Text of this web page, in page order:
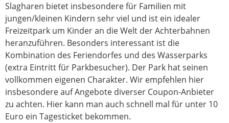
Slagharen bietet insbesondere für Familien mit
jungen/kleinen Kindern sehr viel und ist ein idealer
Freizeitpark um Kinder an die Welt der Achterbahnen
heranzuführen. Besonders interessant ist die
Kombination des Feriendorfes und des Wasserparks
(extra Eintritt für Parkbesucher). Der Park hat seinen
vollkommen eigenen Charakter. Wir empfehlen hier
insbesondere auf Angebote diverser Coupon-Anbieter
zu achten. Hier kann man auch schnell mal für unter 10
Euro ein Tagesticket bekommen.